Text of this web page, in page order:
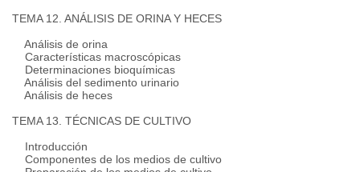
TEMA 12. ANÁLISIS DE ORINA Y HECES
Análisis de orina
Características macroscópicas
Determinaciones bioquímicas
Análisis del sedimento urinario
Análisis de heces
TEMA 13. TÉCNICAS DE CULTIVO
Introducción
Componentes de los medios de cultivo